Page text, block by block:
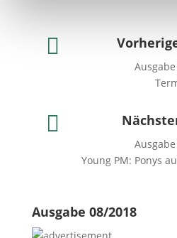


Young PM: Ponys
Ausgabe 08/2018